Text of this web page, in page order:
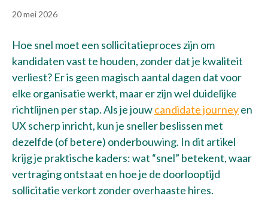
20 mei 2026
Hoe snel moet een sollicitatieproces zijn om
kandidaten vast te houden, zonder dat je kwaliteit
verliest? Er is geen magisch aantal dagen dat voor
elke organisatie werkt, maar er zijn wel duidelijke
richtlijnen per stap. Als je jouwcandidate journeyen
UX scherp inricht, kun je sneller beslissen met
dezelfde (of betere) onderbouwing. In dit artikel
krijg je praktische kaders: wat “snel” betekent, waar
vertraging ontstaat en hoe je de doorlooptijd
sollicitatie verkort zonder overhaaste hires.